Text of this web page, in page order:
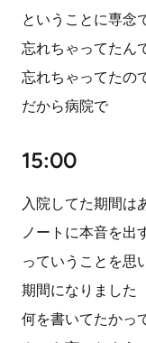
ということに専念
忘れちゃってたん
忘れちゃってたの
だから病院で
15:00
入院してた期間は
ノートに本音を出
っていうことを思
期間になりました
何を書いてたかっ